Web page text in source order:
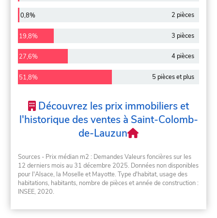
0,8% 2 pièces
19,8% 3 pièces
27,6% 4 pièces
51,8% 5 pièces et plus
Découvrez les prix immobiliers et
l'historique des ventes à Saint-Colomb-
de-Lauzun
Sources - Prix médian m2 : Demandes Valeurs foncières sur les
12 derniers mois au 31 décembre 2025. Données non disponibles
pour l'Alsace, la Moselle et Mayotte. Type d'habitat, usage des
habitations, habitants, nombre de pièces et année de construction :
INSEE, 2020.